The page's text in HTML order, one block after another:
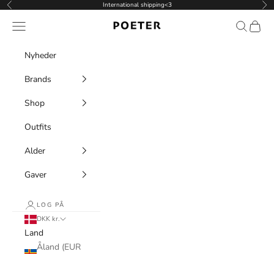
Spring til indhold
Forrige International shipping<3
POETER
Menu Søg
Nyheder
Brands
Shop
Outfits
Alder
Gaver
LOG PÅ
DKK kr.
Land
Åland (EUR